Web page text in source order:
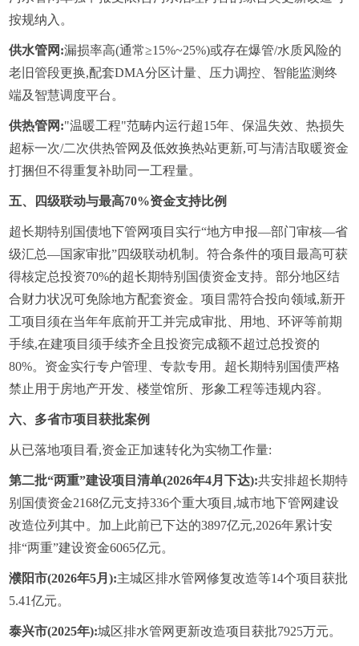
按规纳入。
供水管网:漏损率高(通常≥15%~25%)或存在爆管/水质风险的
老旧管段更换,配套DMA分区计量、压力调控、智能监测终
端及智慧调度平台。
供热管网:"温暖工程"范畴内运行超15年、保温失效、热损失
超标一次/二次供热管网及低效换热站更新,可与清洁取暖资金
打捆但不得重复补助同一工程量。
五、四级联动与最高70%资金支持比例
超长期特别国债地下管网项目实行“地方申报—部门审核—省
级汇总—国家审批”四级联动机制。符合条件的项目最高可获
得核定总投资70%的超长期特别国债资金支持。部分地区结
合财力状况可免除地方配套资金。项目需符合投向领域,新开
工项目须在当年年底前开工并完成审批、用地、环评等前期
手续,在建项目须手续齐全且投资完成额不超过总投资的
80%。资金实行专户管理、专款专用。超长期特别国债严格
禁止用于房地产开发、楼堂馆所、形象工程等违规内容。
六、多省市项目获批案例
从已落地项目看,资金正加速转化为实物工作量:
第二批“两重”建设项目清单(2026年4月下达):共安排超长期特
别国债资金2168亿元支持336个重大项目,城市地下管网建设
改造位列其中。加上此前已下达的3897亿元,2026年累计安
排“两重”建设资金6065亿元。
濮阳市(2026年5月):主城区排水管网修复改造等14个项目获批
5.41亿元。
泰兴市(2025年):城区排水管网更新改造项目获批7925万元。